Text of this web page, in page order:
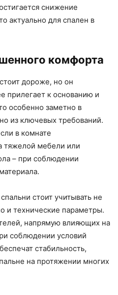
снижение
актуально для спален в
комфорта
дороже, но он
прилегает к основанию и
особенно заметно в
из ключевых требований.
в комнате
тяжелой мебели или
– при соблюдении
стоит учитывать не
и технические параметры.
напрямую влияющих на
соблюдении условий
стабильность,
на протяжении многих